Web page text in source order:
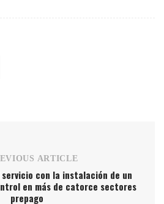
ARTICLE
con la instalación de un
en más de catorce sectores
prepago